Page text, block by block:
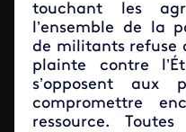
touchant les
l’ensemble de la
de militants refuse
plainte contre
s’opposent aux
compromettre
ressource.